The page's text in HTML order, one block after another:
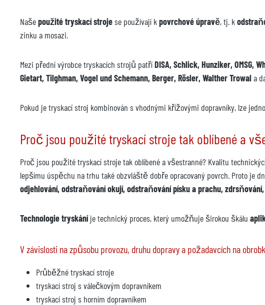
Našepoužité tryskací strojese používají kpovrchové úpravě, tj. k
zinku a mosazi.
Mezi přední výrobce tryskacích strojů patříDISA, Schlick, Hunziker, OMSG,
Gietart, Tilghman, Vogel und Schemann, Berger, Rösler, Walther Trowala
Pokud je tryskací stroj kombinován s vhodnými křížovými dopravníky, lze
Proč jsou použité tryskací stroje tak oblíbené a
Proč jsou použité tryskací stroje tak oblíbené a všestranné? Kvalitu
lepšímu úspěchu na trhu také obzvláště dobře opracovaný povrch. Proto je
odjehlování, odstraňování okují, odstraňování písku a prachu,
Technologie tryskáníje technický proces, který umožňuje širokou škálu
V závislosti na způsobu provozu, druhu dopravy a požadavcích na
Průběžné tryskací stroje
tryskací stroj s válečkovým dopravníkem
tryskací stroj s horním dopravníkem